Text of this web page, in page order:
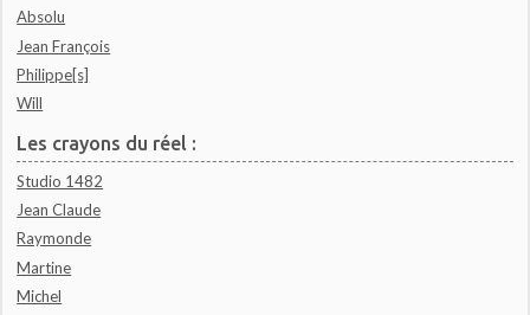
Absolu
Jean François
Philippe[s]
Will
Les crayons du réel :
Studio 1482
Jean Claude
Raymonde
Martine
Michel